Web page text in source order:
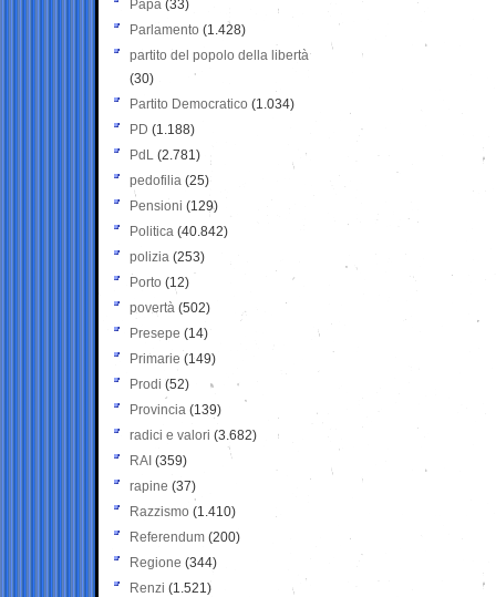
Papa (33)
Parlamento (1.428)
partito del popolo della libertà
(30)
Partito Democratico (1.034)
PD (1.188)
PdL (2.781)
pedofilia (25)
Pensioni (129)
Politica (40.842)
polizia (253)
Porto (12)
povertà (502)
Presepe (14)
Primarie (149)
Prodi (52)
Provincia (139)
radici e valori (3.682)
RAI (359)
rapine (37)
Razzismo (1.410)
Referendum (200)
Regione (344)
Renzi (1.521)